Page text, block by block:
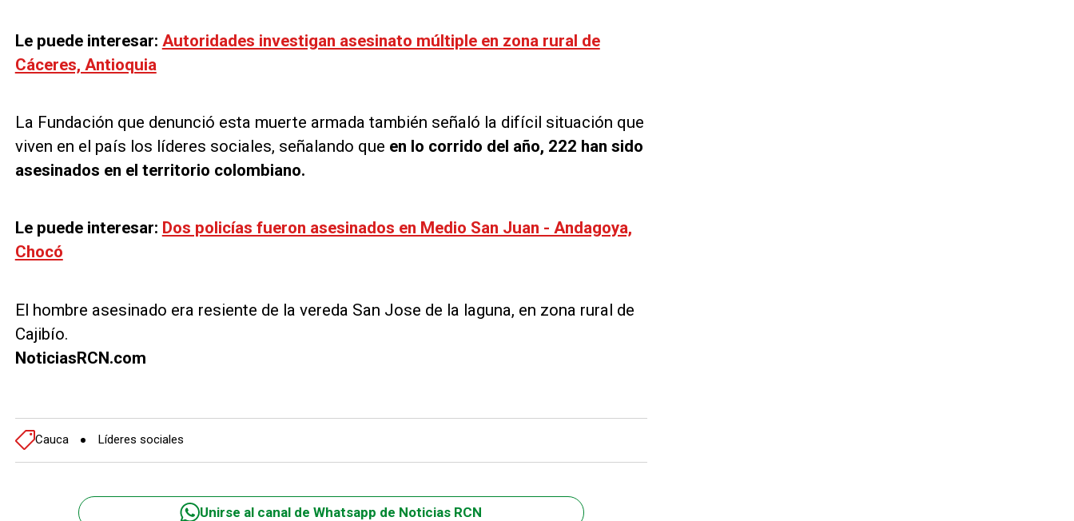
Le puede interesar: Autoridades investigan asesinato múltiple en zona rural de
Cáceres, Antioquia
La Fundación que denunció esta muerte armada también señaló la difícil situación que
viven en el país los líderes sociales, señalando que en lo corrido del año, 222 han sido
asesinados en el territorio colombiano.
Le puede interesar: Dos policías fueron asesinados en Medio San Juan - Andagoya,
Chocó
El hombre asesinado era resiente de la vereda San Jose de la laguna, en zona rural de
Cajibío.
NoticiasRCN.com
Cauca Líderes sociales
Unirse al canal de Whatsapp de Noticias RCN